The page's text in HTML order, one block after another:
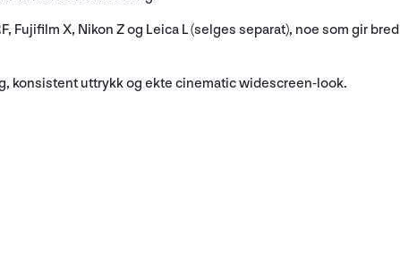
Fujifilm X, Nikon Z og Leica L (selges separat), noe som gir bred
konsistent uttrykk og ekte cinematic widescreen-look.